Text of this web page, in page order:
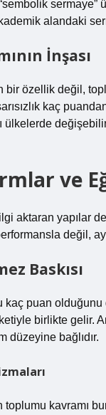
alandaki
İnşası
bir özellik değil,
kaç
ülkelerde
ve
aktaran yapılar
değil,
Baskısı
kaç puan
birlikte gelir.
düzeyine bağlıdır.
kavramı